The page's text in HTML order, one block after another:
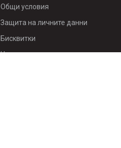
Общи условия
Защита на личните данни
Бисквитки
Често задавани въпроси